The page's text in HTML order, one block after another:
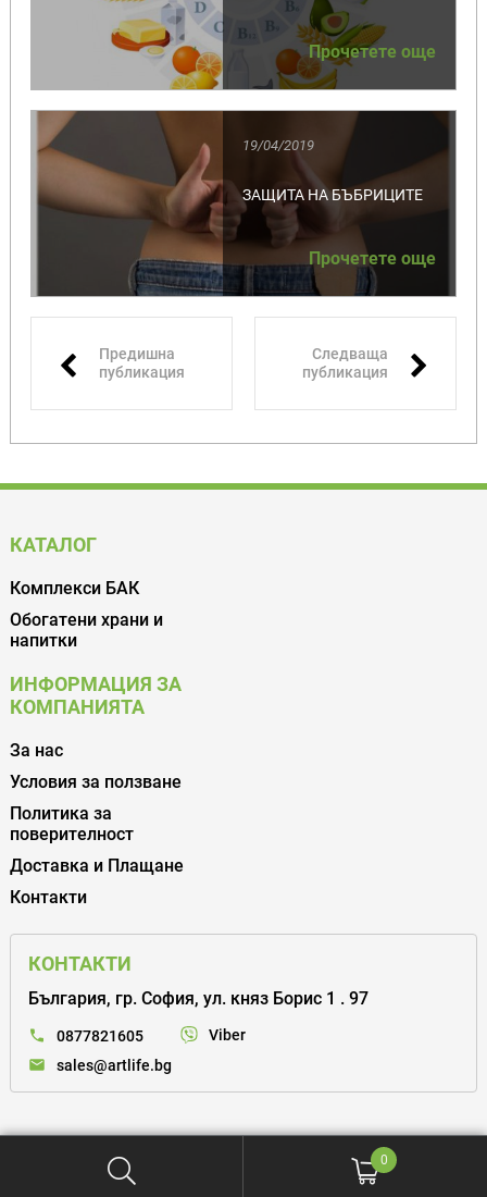
Прочетете още
ЗАЩИТА НА БЪБРИЦИТЕ
19/04/2019
Прочетете още
Предишна
публикация
Следваща
публикация
КАТАЛОГ
Комплекси БАК
Обогатени храни и
напитки
ИНФОРМАЦИЯ ЗА
КОМПАНИЯТА
За нас
Условия за ползване
Политика за
поверителност
Доставка и Плащане
Контакти
КОНТАКТИ
България, гр. София, ул. княз Борис 1 . 97
0877821605
sales@artlife.bg
Viber
0